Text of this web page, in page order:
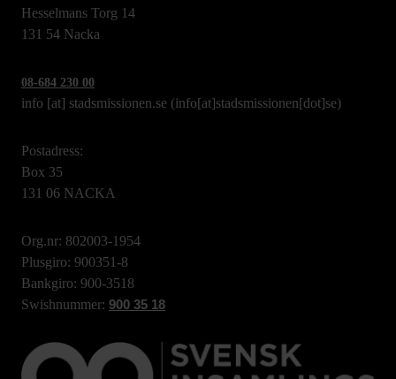
Hesselmans Torg 14
131 54 Nacka
08-684 230 00
info [at] stadsmissionen.se (info[at]stadsmissionen[dot]se)
Postadress:
Box 35
131 06 NACKA
Org.nr: 802003-1954
Plusgiro: 900351-8
Bankgiro: 900-3518
Swishnummer: 900 35 18